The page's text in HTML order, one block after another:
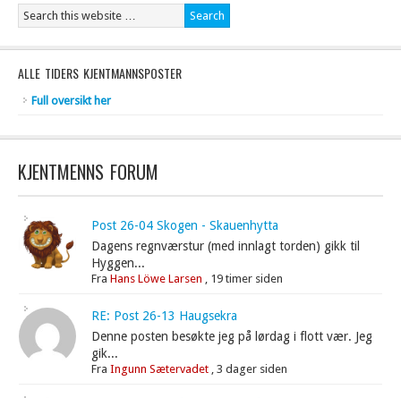
ALLE TIDERS KJENTMANNSPOSTER
Full oversikt her
KJENTMENNS FORUM
Post 26-04 Skogen - Skauenhytta
Dagens regnværstur (med innlagt torden) gikk til
Hyggen...
FraHans Löwe Larsen , 19 timer siden
RE: Post 26-13 Haugsekra
Denne posten besøkte jeg på lørdag i flott vær. Jeg
gik...
FraIngunn Sætervadet ,3 dager siden